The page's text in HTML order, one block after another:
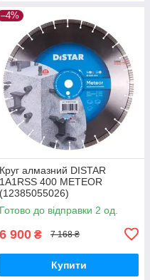
–4%
Круг алмазний DISTAR
1A1RSS 400 METEOR
(12385055026)
Готово до відправки 2 од.
6 900 ₴ 7 168 ₴
Купити